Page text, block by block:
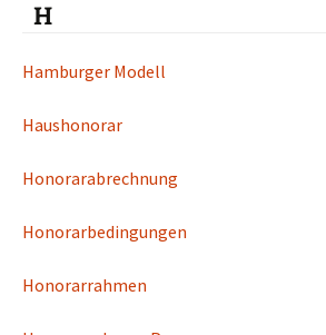
H
Hamburger Modell
Haushonorar
Honorarabrechnung
Honorarbedingungen
Honorarrahmen